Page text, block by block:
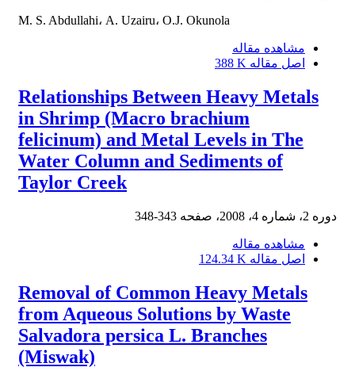
M. S. Abdullahi، A. Uzairu، O.J. Okunola
مشاهده مقاله
اصل مقاله 388 K
Relationships Between Heavy Metals
in Shrimp (Macro brachium
felicinum) and Metal Levels in The
Water Column and Sediments of
Taylor Creek
دوره 2، شماره 4، 2008، صفحه 343-348
مشاهده مقاله
اصل مقاله 124.34 K
Removal of Common Heavy Metals
from Aqueous Solutions by Waste
Salvadora persica L. Branches
(Miswak)